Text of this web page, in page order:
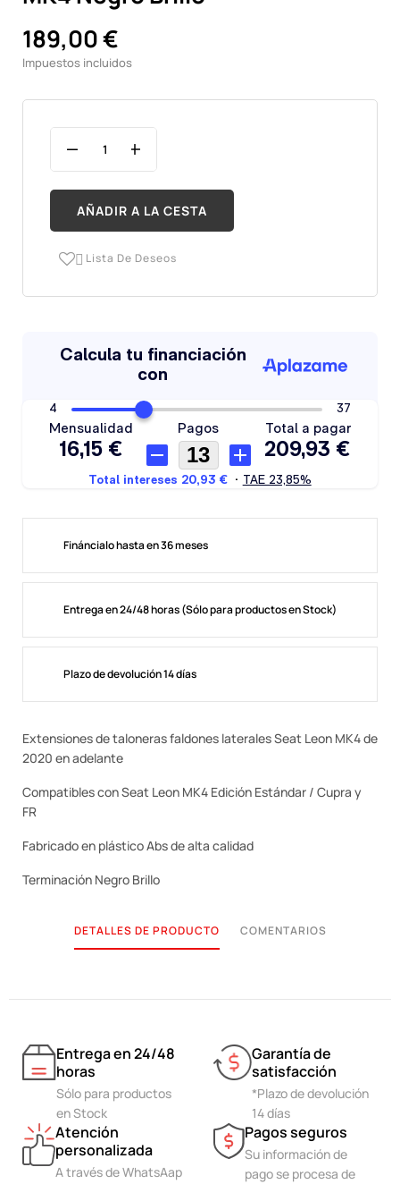
189,00 €
Impuestos incluidos
AÑADIR A LA CESTA
 Lista De Deseos
Fináncialo hasta en 36 meses
Entrega en 24/48 horas (Sólo para productos en Stock)
Plazo de devolución 14 días
Extensiones de taloneras faldones laterales Seat Leon MK4 de
2020 en adelante
Compatibles con Seat Leon MK4 Edición Estándar / Cupra y
FR
Fabricado en plástico Abs de alta calidad
Terminación Negro Brillo
DETALLES DE PRODUCTO COMENTARIOS
Entrega en 24/48
horas
Sólo para productos
en Stock
Garantía de
satisfacción
*Plazo de devolución
14 días
Atención
personalizada
A través de WhatsAap
Pagos seguros
Su información de
pago se procesa de